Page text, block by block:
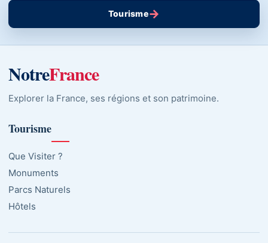
Tourisme→
NotreFrance
Explorer la France, ses régions et son patrimoine.
Tourisme
Que Visiter ?
Monuments
Parcs Naturels
Hôtels